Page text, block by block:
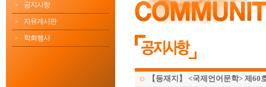
공지사항
자유게시판
학회행사
【등재지】 <국제언어문학> 제60